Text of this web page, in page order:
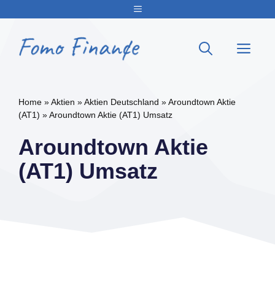
springen
Menu
Home »Aktien »Aktien Deutschland »Aroundtown Aktie
(AT1) »Aroundtown Aktie (AT1) Umsatz
Aroundtown Aktie
(AT1) Umsatz